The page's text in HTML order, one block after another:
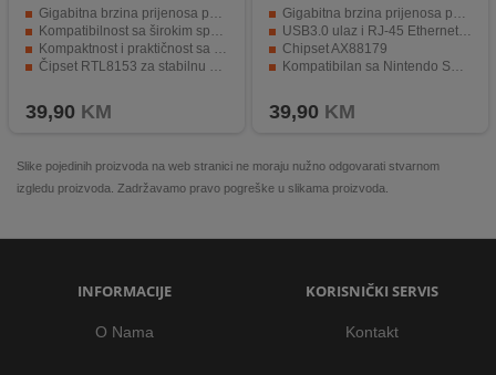
Gigabitna brzina prijenosa podataka od 10 / 100 / 1000 Mbps.
Kompatibilnost sa širokim spektrom operativnih sistema.
Kompaktnost i praktičnost sa dimenzijama od 71 x 26 x 16.2 mm.
Čipset RTL8153 za stabilnu vezu sa mrežom.
39,90 KM
Gigabitna brzina prijenosa podataka
USB3.0 ulaz i RJ-45 Ethernet izlaz
Chipset AX88179
Kompatibilan sa Nintendo Switch, Windows i Linux
39,90 KM
Slike pojedinih proizvoda na web stranici ne moraju nužno odgovarati stvarnom
izgledu proizvoda. Zadržavamo pravo pogreške u slikama proizvoda.
INFORMACIJE
O Nama
KORISNIČKI SERVIS
Kontakt